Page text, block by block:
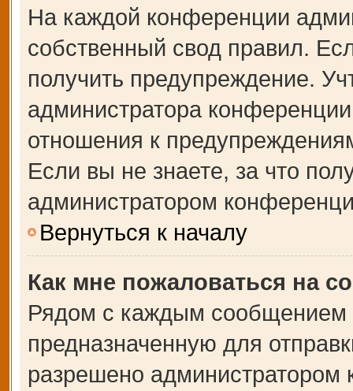
На каждой конференции
собственный свод правил.
получить предупреждение.
администратора
отношения к
Если вы не знаете, за что
администратором
Вернуться к началу
Как мне пожаловаться на
Рядом с каждым сообщением
предназначенную для
разрешено